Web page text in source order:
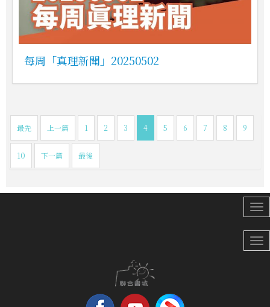
每周「真理新聞」20250502
最先 上一篇 1 2 3 4 5 6 7 8 9
10 下一篇 最後